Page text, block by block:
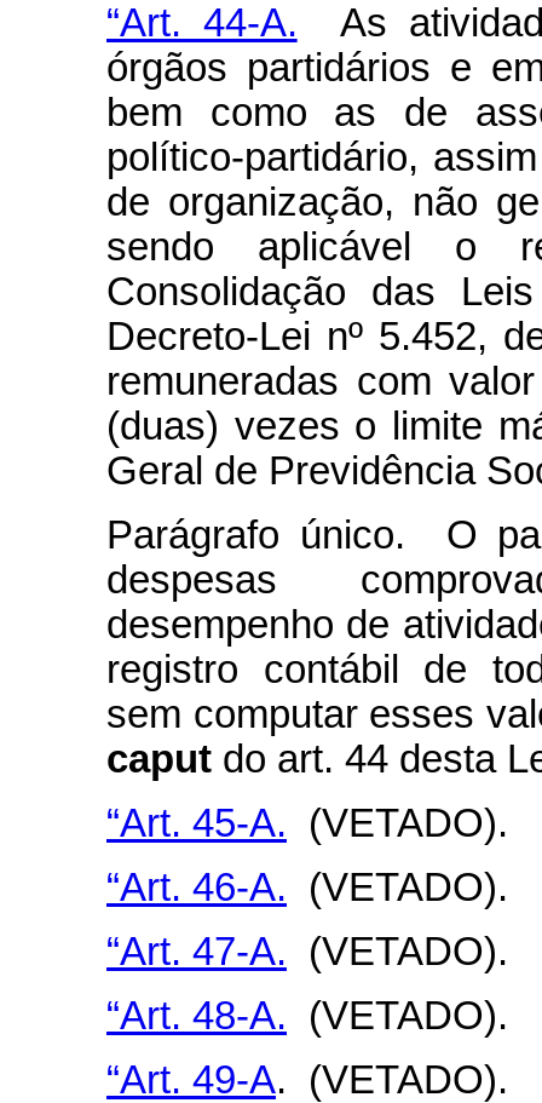
“Art. 44-A. As
órgãos partidários e
bem como as de
político-partidário,
de organização, não
sendo aplicável o
Consolidação das
Decreto-Lei nº 5.452,
remuneradas com
(duas) vezes o limite
Geral de Previdência
Parágrafo único. O
despesas
desempenho de
registro contábil de
sem computar esses
caput do art. 44 desta
“Art. 45-A. (VETADO).
“Art. 46-A.
(VETADO).
“Art. 47-A. (VETADO).
“Art. 48-A. (VETADO).
“Art. 49-A. (VETADO).